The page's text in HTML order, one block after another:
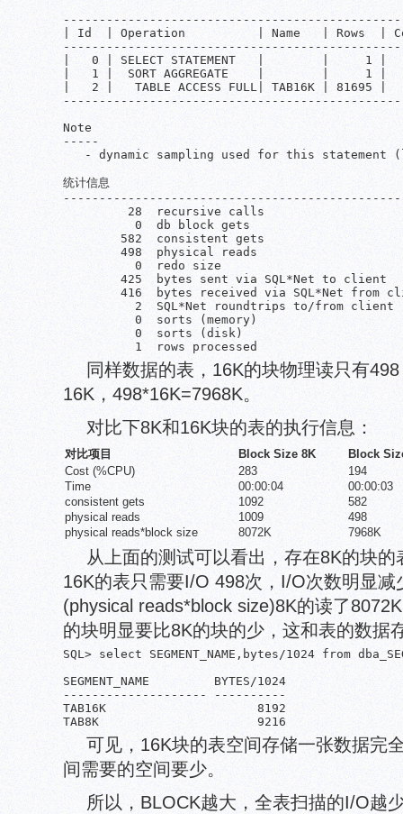
| Id  | Operation          | Name   | Rows  |
|   0 | SELECT STATEMENT   |        |     1 |
|   1 |  SORT AGGREGATE    |        |
|   2 |   TABLE ACCESS FULL| TAB16K |
Note
-----
- dynamic sampling used for this statement
统计信息
         28  recursive calls
          0  db block gets
        582  consistent gets
        498  physical reads
          0  redo size
        425  bytes sent via SQL*Net to client
416  bytes received via SQL*Net from
          2  SQL*Net roundtrips to/from client
          0  sorts (memory)
          0  sorts (disk)
同样数据的表，16K的块物理读只有
16K，498*16K=7968K。
对比下8K和16K块的表的执行信息：
对比项目 Block Size 8K
Block
Cost (%CPU)
283
194
Time
00:00:04
00:00:03
consistent gets
1092
582
physical reads
1009
498
physical reads*block size
8072K 7968K
从上面的测试可以看出，存在8K的块
16K的表只需要I/O 498次，I/O次数明显
(physical reads*block size)8K的读了
的块明显要比8K的块的少，这和表的数据
SQL> select SEGMENT_NAME,bytes/1024 from
SEGMENT_NAME         BYTES/1024
-------------------- ----------
TAB16K                     8192
可见，16K块的表空间存储一张数据完
间需要的空间要少。
所以，BLOCK越大，全表扫描的I/O越